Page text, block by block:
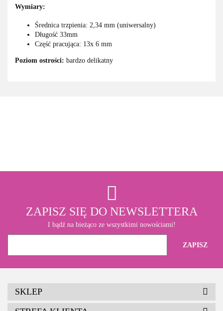
Wymiary:
Średnica trzpienia: 2,34 mm (uniwersalny)
Długość 33mm
Część pracująca: 13x 6 mm
Poziom ostrości: bardzo delikatny
ZAPISZ SIĘ DO NEWSLETTERA
I bądź na bieżąco ze wszystkimi nowościami!
SKLEP